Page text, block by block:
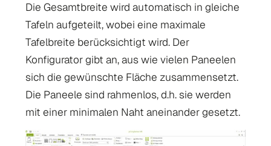
Die Gesamtbreite wird automatisch in gleiche
Tafeln aufgeteilt, wobei eine maximale
Tafelbreite berücksichtigt wird. Der
Konfigurator gibt an, aus wie vielen Paneelen
sich die gewünschte Fläche zusammensetzt.
Die Paneele sind rahmenlos, d.h. sie werden
mit einer minimalen Naht aneinander gesetzt.